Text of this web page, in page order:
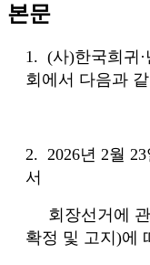
본문
1. (사)한국희귀 ·
회에서 다음과
2. 2026년 2월 23
서
회장선거에 관
확정 및 고지 )에